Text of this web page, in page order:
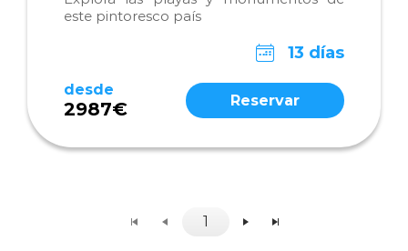
este pintoresco país
13 días
desde
2987€ Reservar
1